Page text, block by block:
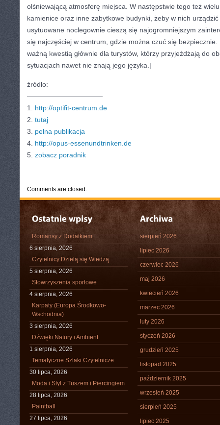
olśniewającą atmosferę miejsca. W następstwie tego też
kamienice oraz inne zabytkowe budynki, żeby w nich
usytuowane noclegownie cieszą się najogromniejszym
się najczęściej w centrum, gdzie można czuć się
ważną kwestią głównie dla turystów, którzy przyjeżdżają do
sytuacjach nawet nie znają jego języka.|
źródło:
———————————
1. http://optifit-centrum.de
2. tutaj
3. pełna publikacja
4. http://opus-essenundtrinken.de
5. zobacz poradnik
Comments are closed.
Romansy z Dodatkiem
6 sierpnia, 2026
Czytelnicy Dzielą się Wiedzą
5 sierpnia, 2026
Stowrzyszenia sportowe
4 sierpnia, 2026
Karpaty (Europa Środkowo-
Wschodnia)
3 sierpnia, 2026
Dźwięki Natury i Ambient
1 sierpnia, 2026
Tematyczne Szlaki Czytelnicze
30 lipca, 2026
Moda i Styl z Tuszem i Piercingiem
28 lipca, 2026
Paintball
27 lipca, 2026
sierpień 2026
lipiec 2026
czerwiec 2026
maj 2026
kwiecień 2026
marzec 2026
luty 2026
styczeń 2026
grudzień 2025
listopad 2025
październik 2025
wrzesień 2025
sierpień 2025
lipiec 2025